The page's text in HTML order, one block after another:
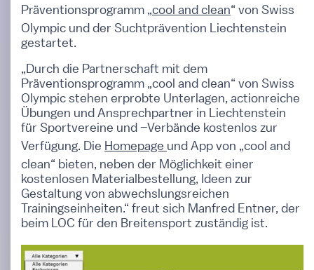
Präventionsprogramm „cool and clean“ von Swiss
Olympic und der Suchtprävention Liechtenstein
gestartet.
„Durch die Partnerschaft mit dem
Präventionsprogramm „cool and clean“ von Swiss
Olympic stehen erprobte Unterlagen, actionreiche
Übungen und Ansprechpartner in Liechtenstein
für Sportvereine und –Verbände kostenlos zur
Verfügung. Die Homepage und App von „cool and
clean“ bieten, neben der Möglichkeit einer
kostenlosen Materialbestellung, Ideen zur
Gestaltung von abwechslungsreichen
Trainingseinheiten.“ freut sich Manfred Entner, der
beim LOC für den Breitensport zuständig ist.